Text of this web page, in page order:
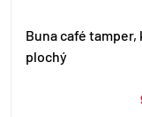
Buna café tamper,
plochý